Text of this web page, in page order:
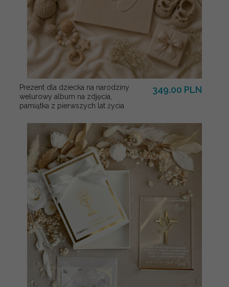
Prezent dla dziecka na narodziny
welurowy album na zdjęcia,
pamiątka z pierwszych lat życia
349.00 PLN